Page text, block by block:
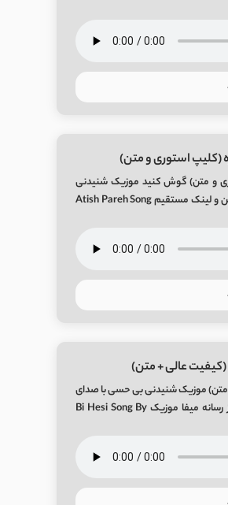
(کلیپ استوری و متن)
و متن) گوش کنید موزیک شنیدنی
آتیش پاره با صدای مهدی احمدوند به همراه پخش آنلاین و لینک مستقیم Atish Pareh Song
عالی + متن)
موزیک شنیدنی بی حسی با صدای
مهدی احمدوند با دو کیفیت عالی و لینک مستقیم از رسانه میفا موزیک Bi Hesi Song By